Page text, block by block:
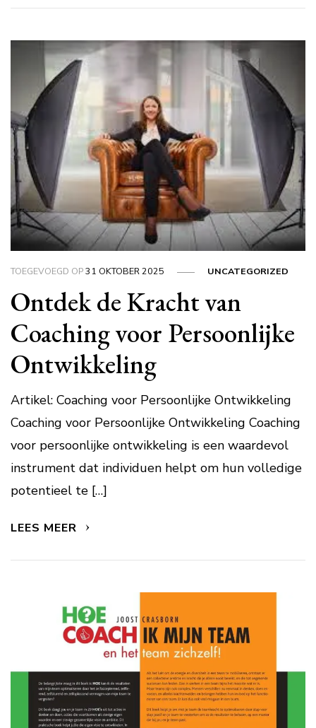
TOEGEVOEGD OP31 OKTOBER 2025 UNCATEGORIZED
Ontdek de Kracht van
Coaching voor Persoonlijke
Ontwikkeling
Artikel: Coaching voor Persoonlijke Ontwikkeling
Coaching voor Persoonlijke Ontwikkeling Coaching
voor persoonlijke ontwikkeling is een waardevol
instrument dat individuen helpt om hun volledige
potentieel te […]
LEES MEER